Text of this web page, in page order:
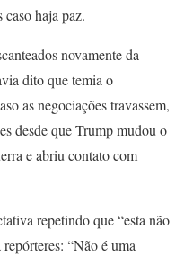
caso haja paz.
novamente da
dito que temia o
as negociações travassem,
desde que Trump mudou o
e abriu contato com
repetindo que “esta não
“Não é uma